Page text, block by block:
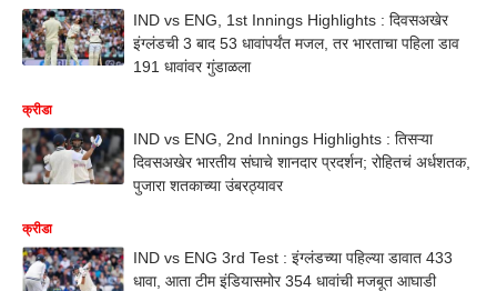
IND vs ENG, 1st Innings Highlights : दिवसअखेर
इंग्लंडची 3 बाद 53 धावांपर्यंत मजल, तर भारताचा पहिला डाव
191 धावांवर गुंडाळला
क्रीडा
IND vs ENG, 2nd Innings Highlights : तिसऱ्या
दिवसअखेर भारतीय संघाचे शानदार प्रदर्शन; रोहितचं अर्धशतक,
पुजारा शतकाच्या उंबरठ्यावर
क्रीडा
IND vs ENG 3rd Test : इंग्लंडच्या पहिल्या डावात 433
धावा, आता टीम इंडियासमोर 354 धावांची मजबूत आघाडी